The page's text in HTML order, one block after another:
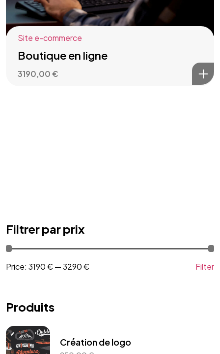
Site e-commerce
Boutique en ligne
3190,00€
Filtrer par prix
Filter
Price: 3190 €—3290 €
Produits
Création de logo